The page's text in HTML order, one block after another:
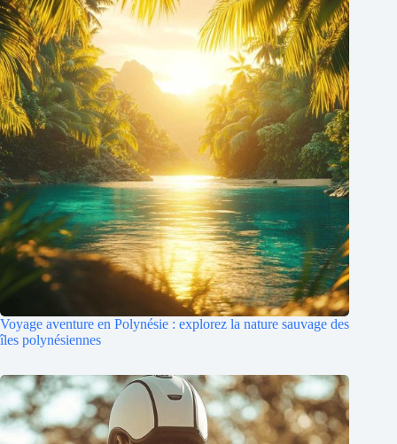
Voyage aventure en Polynésie : explorez la nature sauvage des
îles polynésiennes